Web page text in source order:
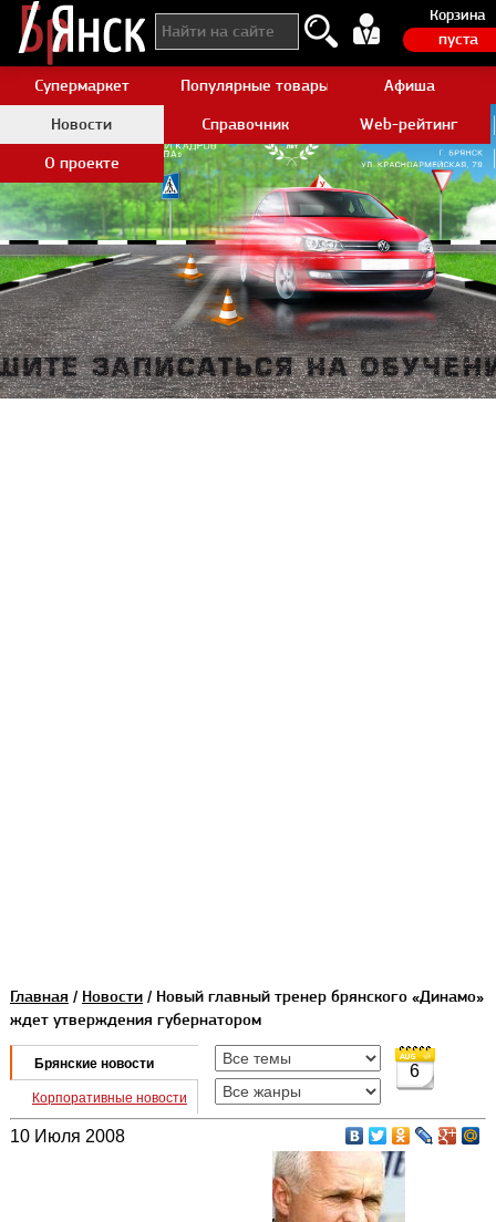
Корзина
пуста
Супермаркет Популярные товары AliexpressАфиша
Новости
Справочник
Web-рейтинг
О проекте
Главная / Новости/ Новый главный тренер брянского «Динамо»
ждет утверждения губернатором
Брянские новости
Корпоративные новости
6
10 Июля 2008